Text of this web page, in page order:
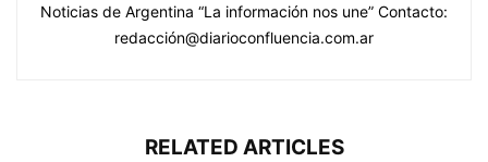
Noticias de Argentina “La información nos une” Contacto:
redacción@diarioconfluencia.com.ar
RELATED ARTICLES